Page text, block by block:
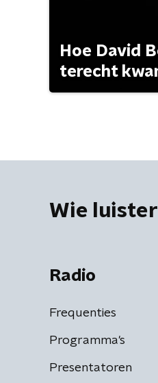
Hoe David
terecht
Wie
Radio
Frequenties
Programma's
Presentatoren